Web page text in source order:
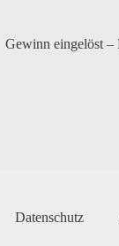
Datenschutz